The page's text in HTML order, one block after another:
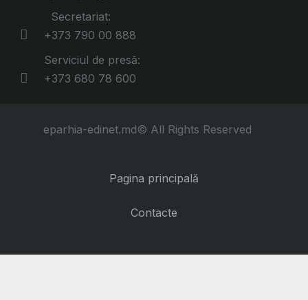
Secretariat:
+373 790 00 888
Serviciul de presă:
+373 680 78 600
eparhia-edinet.md© All Rights Reserved
Pagina principală
Contacte